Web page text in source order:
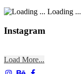
Loading ...
Instagram
Load More...